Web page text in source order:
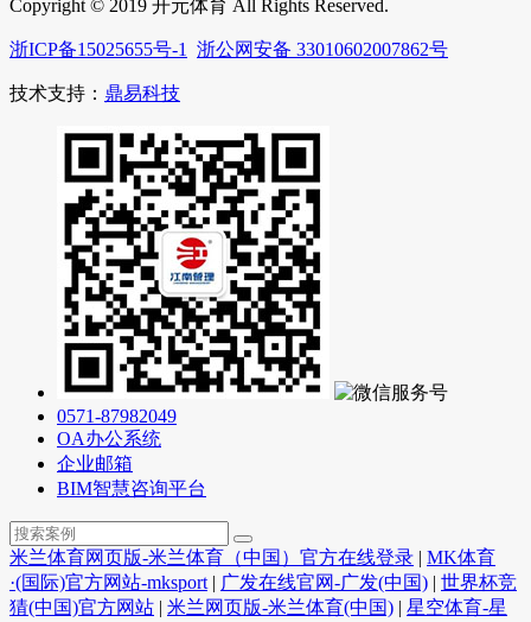
Copyright © 2019 开元体育 All Rights Reserved.
浙ICP备15025655号-1 浙公网安备 33010602007862号
技术支持： 鼎易科技
0571-87982049
OA办公系统
企业邮箱
BIM智慧咨询平台
米兰体育网页版-米兰体育（中国）官方在线登录 | MK体育
·(国际)官方网站-mksport | 广发在线官网-广发(中国) | 世界杯竞
猜(中国)官方网站 | 米兰网页版-米兰体育(中国) | 星空体育-星